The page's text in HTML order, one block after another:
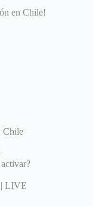
en Chile!
Chile
LIVE